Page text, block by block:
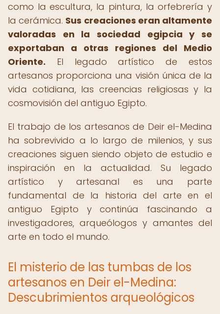
como la escultura, la pintura, la orfebrería y
la cerámica. Sus creaciones eran altamente
valoradas en la sociedad egipcia y se
exportaban a otras regiones del Medio
Oriente. El legado artístico de estos
artesanos proporciona una visión única de la
vida cotidiana, las creencias religiosas y la
cosmovisión del antiguo Egipto.
El trabajo de los artesanos de Deir el-Medina
ha sobrevivido a lo largo de milenios, y sus
creaciones siguen siendo objeto de estudio e
inspiración en la actualidad. Su legado
artístico y artesanal es una parte
fundamental de la historia del arte en el
antiguo Egipto y continúa fascinando a
investigadores, arqueólogos y amantes del
arte en todo el mundo.
El misterio de las tumbas de los
artesanos en Deir el-Medina:
Descubrimientos arqueológicos